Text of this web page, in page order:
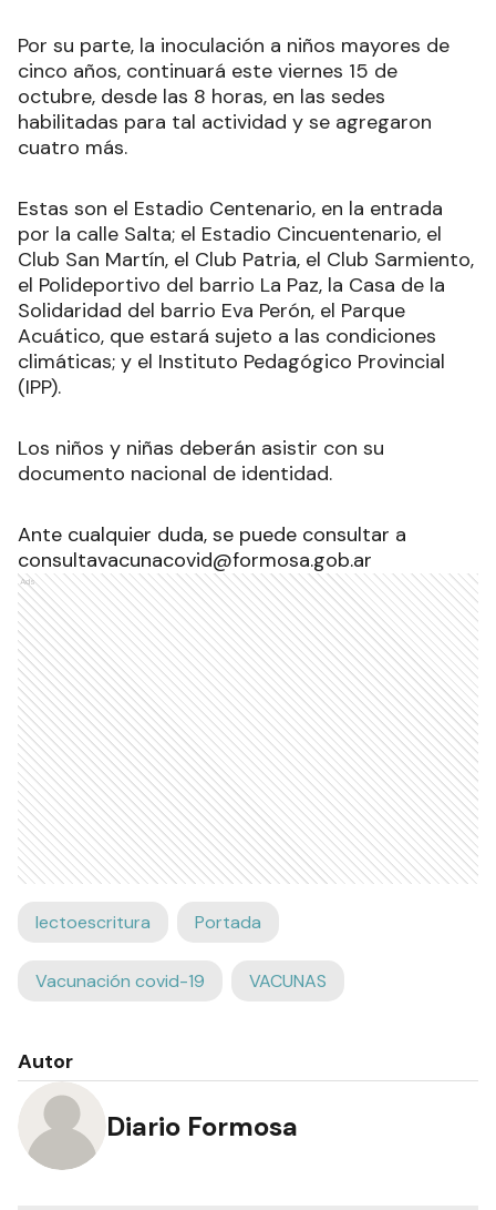
Por su parte, la inoculación a niños mayores de
cinco años, continuará este viernes 15 de
octubre, desde las 8 horas, en las sedes
habilitadas para tal actividad y se agregaron
cuatro más.
Estas son el Estadio Centenario, en la entrada
por la calle Salta; el Estadio Cincuentenario, el
Club San Martín, el Club Patria, el Club Sarmiento,
el Polideportivo del barrio La Paz, la Casa de la
Solidaridad del barrio Eva Perón, el Parque
Acuático, que estará sujeto a las condiciones
climáticas; y el Instituto Pedagógico Provincial
(IPP).
Los niños y niñas deberán asistir con su
documento nacional de identidad.
Ante cualquier duda, se puede consultar a
consultavacunacovid@formosa.gob.ar
Ads
lectoescritura Portada
Vacunación covid-19 VACUNAS
Autor
Diario Formosa